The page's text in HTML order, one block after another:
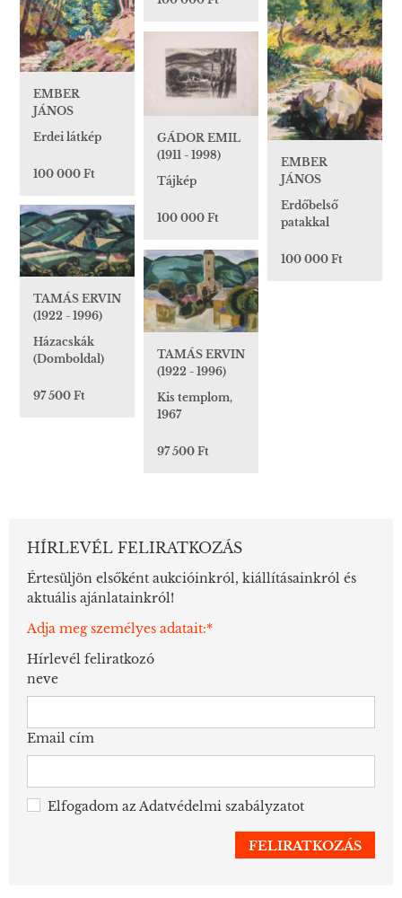
EMBER
JÁNOS
Erdei látkép
100 000 Ft
EMBER
JÁNOS
Erdőbelső
patakkal
100 000 Ft
GÁDOR EMIL
(1911 - 1998)
Tájkép
100 000 Ft
TAMÁS ERVIN
(1922 - 1996)
Házacskák
(Domboldal)
97 500 Ft
TAMÁS ERVIN
(1922 - 1996)
Kis templom,
1967
97 500 Ft
HÍRLEVÉL FELIRATKOZÁS
Értesüljön elsőként aukcióinkról, kiállításainkról és
aktuális ajánlatainkról!
Adja meg személyes adatait:*
Hírlevél feliratkozó
neve
Email cím
Elfogadom az Adatvédelmi szabályzatot